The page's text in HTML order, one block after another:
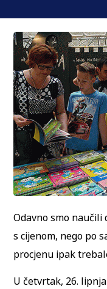
Odavno smo naučili
s cijenom, nego po
procjenu ipak
U četvrtak, 26.